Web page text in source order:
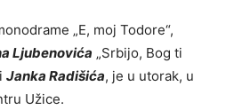
„E, moj Todore“,
Ljubenovića „Srbijo, Bog ti
Janka Radišića, je u utorak, u
Užice.